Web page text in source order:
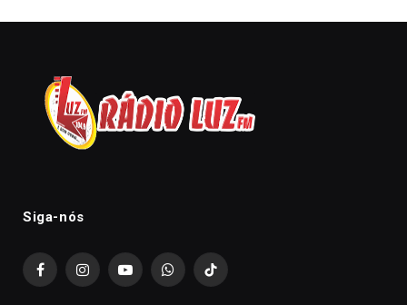
Siga-nós
FacebookInstagramYouTubeWhatsAppTikTok